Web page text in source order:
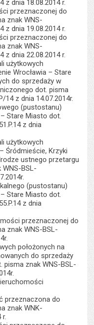
z dnia 18.08.2014 r.
przeznaczonej do
znak WNS-
z dnia 19.08.2014 r.
przeznaczonej do
znak WNS-
z dnia 22.08.2014 r.
użytkowych
Wrocławia – Stare
do sprzedaży w
dot. pisma
14 z dnia 14.07.2014r.
(pustostanu)
Stare Miasto dot.
z dnia
użytkowych
Śródmieście, Krzyki
ustnego przetargu
BSL-
(pustostanu)
Stare Miasto dot.
z dnia
przeznaczonej do
znak WNS-BSL-
położonych na
do sprzedaży
pisma znak WNS-BSL-
przeznaczona do
znak WNK-
r.